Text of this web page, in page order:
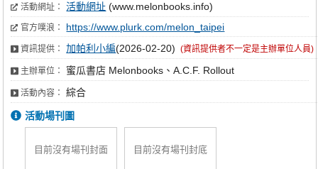
活動網址： 活動網址 (www.melonbooks.info)
官方噗浪： https://www.plurk.com/melon_taipei
資訊提供： 加帕利小編(2026-02-20) (資訊提供者不一定是主辦單位人員)
主辦單位： 蜜瓜書店 Melonbooks、A.C.F. Rollout
活動內容： 綜合
活動場刊圖
目前沒有場刊封面 目前沒有場刊封底